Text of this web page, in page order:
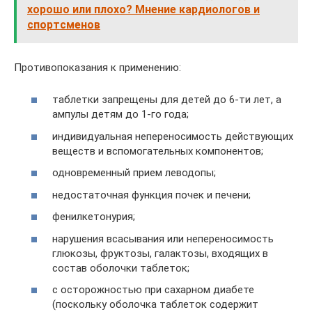
хорошо или плохо? Мнение кардиологов и
спортсменов
Противопоказания к применению:
таблетки запрещены для детей до 6-ти лет, а
ампулы детям до 1-го года;
индивидуальная непереносимость действующих
веществ и вспомогательных компонентов;
одновременный прием леводопы;
недостаточная функция почек и печени;
фенилкетонурия;
нарушения всасывания или непереносимость
глюкозы, фруктозы, галактозы, входящих в
состав оболочки таблеток;
с осторожностью при сахарном диабете
(поскольку оболочка таблеток содержит